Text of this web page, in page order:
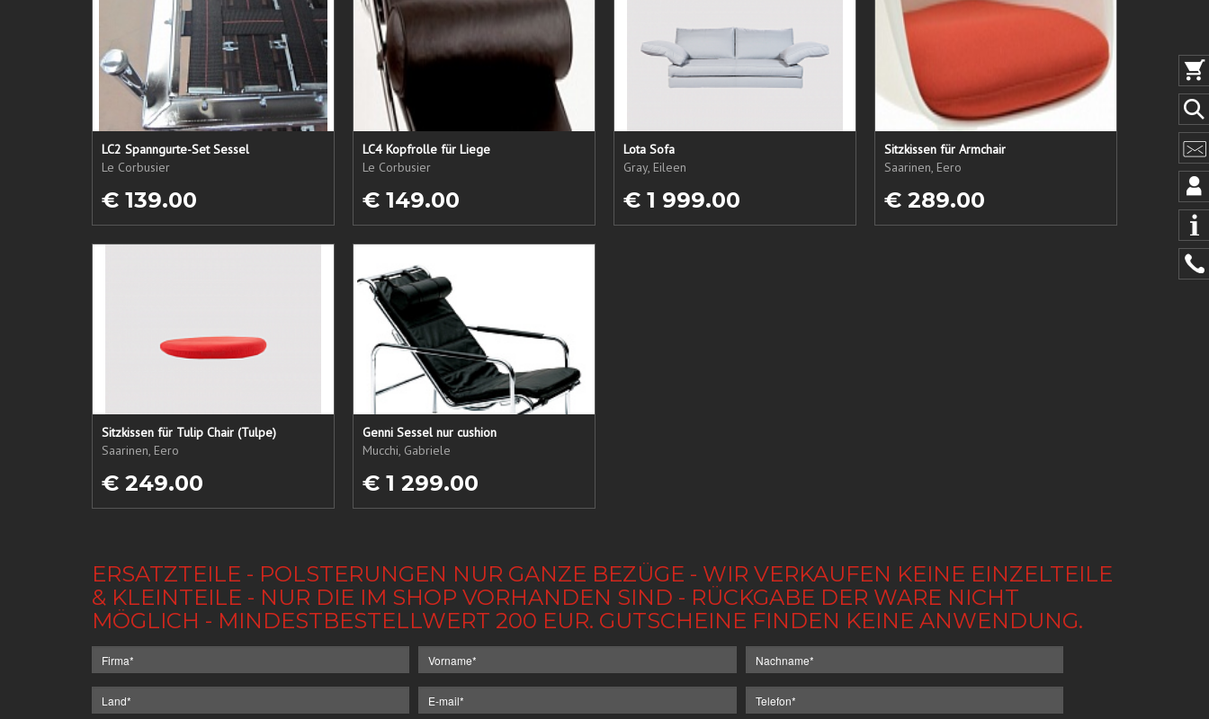
LC2 Spanngurte-Set Sessel
Le Corbusier
€ 139.00
LC4 Kopfrolle für Liege
Le Corbusier
€ 149.00
Lota Sofa
Gray, Eileen
€ 1 999.00
Sitzkissen für Armchair
Saarinen, Eero
€ 289.00
Sitzkissen für Tulip Chair (Tulpe)
Saarinen, Eero
€ 249.00
Genni Sessel nur cushion
Mucchi, Gabriele
€ 1 299.00
ERSATZTEILE - POLSTERUNGEN NUR GANZE BEZÜGE - WIR VERKAUFEN KEINE EINZELTEILE
& KLEINTEILE - NUR DIE IM SHOP VORHANDEN SIND - RÜCKGABE DER WARE NICHT
MÖGLICH - MINDESTBESTELLWERT 200 EUR. GUTSCHEINE FINDEN KEINE ANWENDUNG.